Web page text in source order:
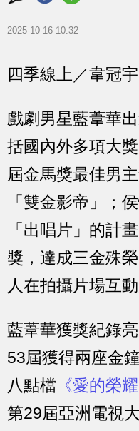
2025-10-16 10:32
四季線上／韋冠
戲劇男星藍葦華
括國內外多項大
屆金馬獎最佳男
「雙金影帝」；
「出唱片」的計
獎，達成三金殊
人在拍攝片場互動
藍葦華獲獎紀錄
53屆獲得兩座金
八點檔 《愛的榮耀
第29屆亞洲電視